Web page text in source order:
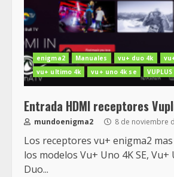
enigma2 Manuales vu+ duo 4k
vu+ ultimo 4k
vu+ uno 4k se VUPLUS
Entrada HDMI receptores
mundoenigma2 8 de noviembre
Los receptores vu+ enigma2
los modelos Vu+ Uno 4K SE, Vu+
Duo...